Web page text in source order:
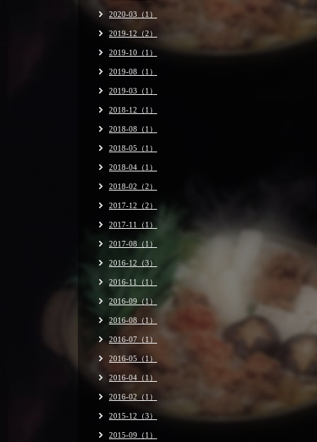
2020-03（1）
2019-12（2）
2019-10（1）
2019-08（1）
2019-03（1）
2018-12（1）
2018-08（1）
2018-05（1）
2018-04（1）
2018-02（2）
2017-12（2）
2017-11（1）
2017-08（1）
2016-12（3）
2016-11（1）
2016-09（1）
2016-08（1）
2016-07（1）
2016-05（1）
2016-04（1）
2016-02（1）
2015-12（3）
2015-09（1）